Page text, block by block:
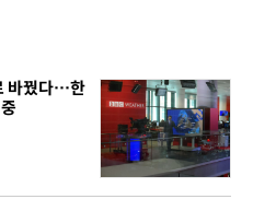
바꿨다…한